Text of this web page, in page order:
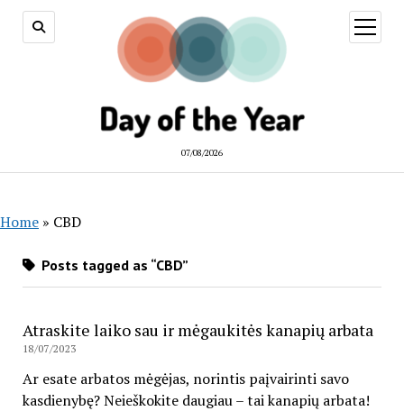
07/08/2026
open
menu
Home » CBD
Posts tagged as “CBD”
Atraskite laiko sau ir mėgaukitės kanapių arbata
18/07/2023
Ar esate arbatos mėgėjas, norintis paįvairinti savo
kasdienybę? Neieškokite daugiau – tai kanapių arbata!